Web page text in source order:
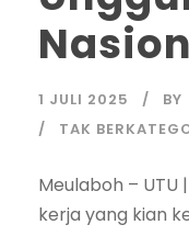
1 JULI 2025 BY
TAK
Meulaboh – UTU
kerja yang kian